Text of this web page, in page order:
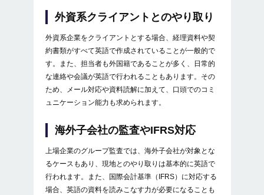
外資系クライアントとのやり取り
外資系企業をクライアントとする場合、経理資料や契
約書類がすべて英語で作成されていることが一般的で
す。また、担当者も外国籍であることが多く、日常的
な連絡や会議が英語で行われることもあります。その
ため、メール対応や資料読解に加えて、口頭でのコミ
ュニケーション能力も求められます。
海外子会社の監査やIFRS対応
上場企業のグループ監査では、海外子会社が対象とな
るケースもあり、現地とのやり取りは基本的に英語で
行われます。また、国際会計基準（IFRS）に対応する
場合、英語の資料を読みこなす力が必要になることも